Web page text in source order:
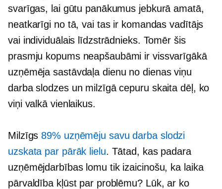
svarīgas, lai gūtu panākumus jebkurā amatā,
neatkarīgi no tā, vai tas ir komandas vadītājs
vai individuālais līdzstrādnieks. Tomēr šis
prasmju kopums neapšaubāmi ir vissvarīgākā
uzņēmēja sastāvdaļa dienu no dienasviņu
darba slodzes un milzīgā cepuru skaita dēļ, ko
viņi valkā vienlaikus.
Milzīgs 89% uzņēmēju savu darba slodzi
uzskata par pārāk lielu. Tātad, kas padara
uzņēmējdarbības lomu tik izaicinošu, ka laika
pārvaldība kļūst par problēmu? Lūk, ar ko